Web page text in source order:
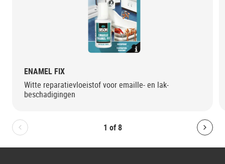
1 of 8
Bolton.General.PreviousSlide
ENAMEL FIX
Witte reparatievloeistof voor emaille- en lak-
beschadigingen